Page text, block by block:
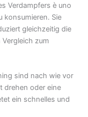
Verdampfers è uno
konsumieren. Sie
gleichzeitig die
zum
sind nach wie vor
drehen oder eine
ein schnelles und